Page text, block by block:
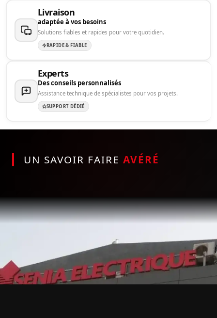
Livraison
adaptée à vos besoins
Solutions fiables et rapides pour votre quotidien.
RAPIDE & FIABLE
Experts
Des conseils personnalisés
Assistance technique de spécialistes pour vos projets.
SUPPORT DÉDIÉ
UN SAVOIR FAIRE AVÉRÉ